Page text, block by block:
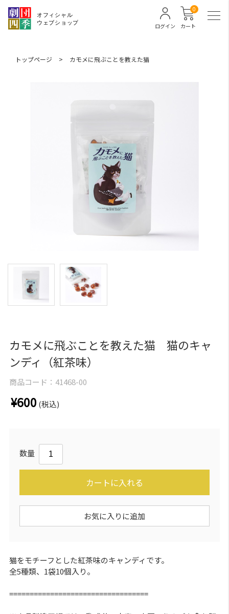
カート
0
ログイン
トップページ > カモメに飛ぶことを教えた猫
カモメに飛ぶことを教えた猫 猫のキャ
ンディ（紅茶味）
商品コード： 41468-00
¥600 (税込)
数量
カートに入れる
お気に入りに追加
猫をモチーフとした紅茶味のキャンディです。
全5種類、1袋10個入り。
==================================